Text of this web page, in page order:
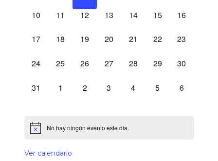
0 eventos,
10 0 eventos,
11 0 eventos,
12 0 eventos,
13 0 eventos,
14 0 eventos,
15 0 eventos,
16
0 eventos,
17 0 eventos,
18 0 eventos,
19 0 eventos,
20 0 eventos,
21 0 eventos,
22 0 eventos,
23
0 eventos,
24 0 eventos,
25 0 eventos,
26 0 eventos,
27 0 eventos,
28 0 eventos,
29 0 eventos,
30
0 eventos,
31 0 eventos,
1 0 eventos,
2 0 eventos,
3 0 eventos,
4 0 eventos,
5 0 eventos,
6
No hay ningún evento este día.
Ver calendario